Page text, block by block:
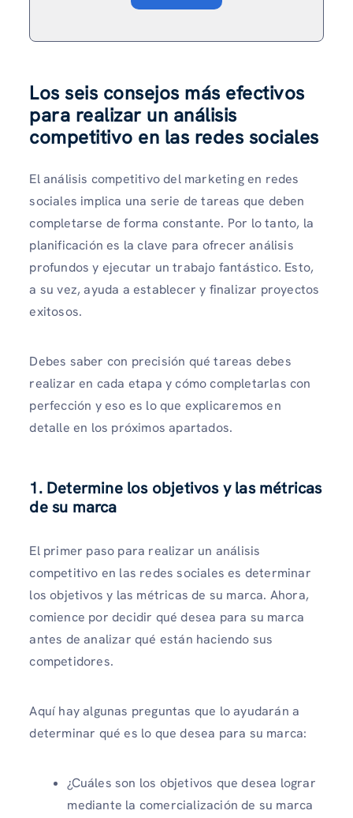
Los seis consejos más efectivos
para realizar un análisis
competitivo en las redes sociales
El análisis competitivo del marketing en redes
sociales implica una serie de tareas que deben
completarse de forma constante. Por lo tanto, la
planificación es la clave para ofrecer análisis
profundos y ejecutar un trabajo fantástico. Esto,
a su vez, ayuda a establecer y finalizar proyectos
exitosos.
Debes saber con precisión qué tareas debes
realizar en cada etapa y cómo completarlas con
perfección y eso es lo que explicaremos en
detalle en los próximos apartados.
1. Determine los objetivos y las métricas
de su marca
El primer paso para realizar un análisis
competitivo en las redes sociales es determinar
los objetivos y las métricas de su marca. Ahora,
comience por decidir qué desea para su marca
antes de analizar qué están haciendo sus
competidores.
Aquí hay algunas preguntas que lo ayudarán a
determinar qué es lo que desea para su marca:
¿Cuáles son los objetivos que desea lograr
mediante la comercialización de su marca